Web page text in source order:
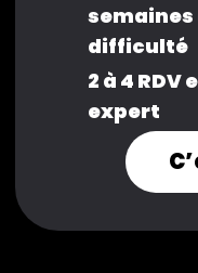
semaines
difficulté
2 à 4
expert